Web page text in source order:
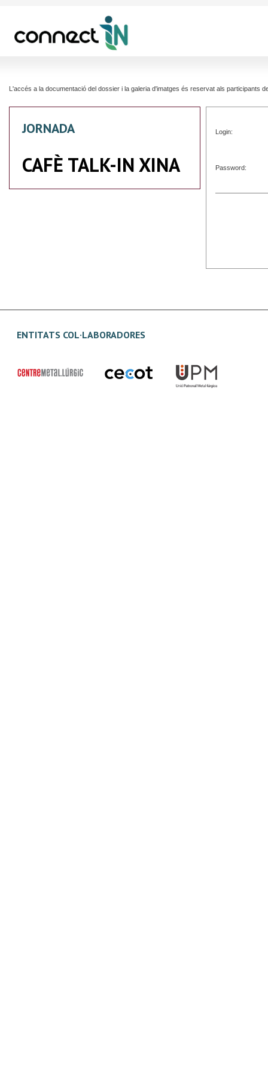
L'accés a la documentació del dossier i la galeria d'imatges és reservat als participants
JORNADA
CAFÈ TALK-IN XINA
Login:
Password:
ENTITATS COL·LABORADORES